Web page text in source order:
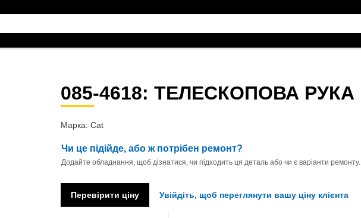
085-4618: ТЕЛЕСКОПОВА РУКА
Марка: Cat
Чи це підійде, або ж потрібен ремонт?
Додайте обладнання, щоб дізнатися, чи підходить ця деталь або чи є варіанти ремонту.
Перевірити ціну Увійдіть, щоб переглянути вашу ціну клієнта